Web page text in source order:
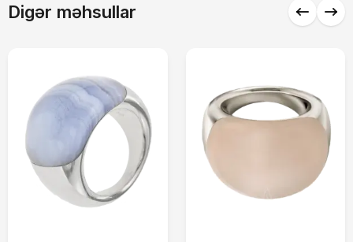
Digər məhsullar
Yekun məbləğ 0 ₼
Alış-verişə davam et